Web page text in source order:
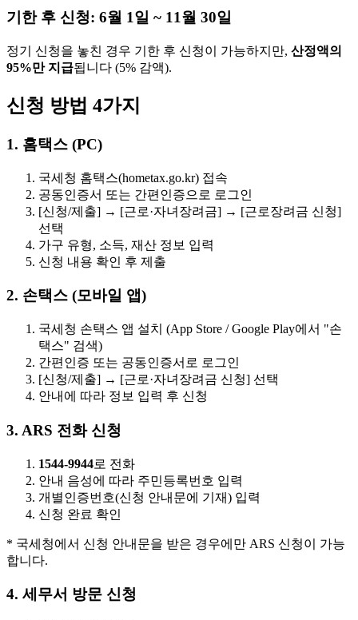
기한 후 신청: 6월 1일 ~ 11월 30일
정기 신청을 놓친 경우 기한 후 신청이 가능하지만, 산정액의
95%만 지급됩니다 (5% 감액).
신청 방법 4가지
1. 홈택스 (PC)
국세청 홈택스(hometax.go.kr) 접속
공동인증서 또는 간편인증으로 로그인
[신청/제출] → [근로·자녀장려금] → [근로장려금 신청]
선택
가구 유형, 소득, 재산 정보 입력
신청 내용 확인 후 제출
2. 손택스 (모바일 앱)
국세청 손택스 앱 설치 (App Store / Google Play에서 "손
택스" 검색)
간편인증 또는 공동인증서로 로그인
[신청/제출] → [근로·자녀장려금 신청] 선택
안내에 따라 정보 입력 후 신청
3. ARS 전화 신청
1544-9944로 전화
안내 음성에 따라 주민등록번호 입력
개별인증번호(신청 안내문에 기재) 입력
신청 완료 확인
* 국세청에서 신청 안내문을 받은 경우에만 ARS 신청이 가능
합니다.
4. 세무서 방문 신청